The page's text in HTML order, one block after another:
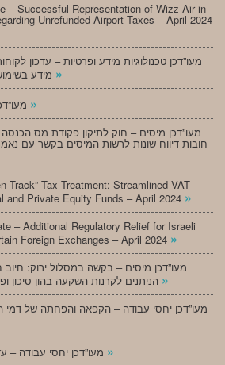
– Successful Representation of Wizz Air in
Unrefunded Airport Taxes – April 2024
מעו”דכן טכנולוגיות מידע ופרטיות – עדכון
»
»
חובות דיווח שונות לרשות המיסים בקשר עם
Track” Tax Treatment: Streamlined VAT
and Private Equity Funds – April 2024 »
– Additional Regulatory Relief for Israeli
Foreign Exchanges – April 2024 »
מעו”דכן מיסים – בקשה במסלול ירוק:
»
»